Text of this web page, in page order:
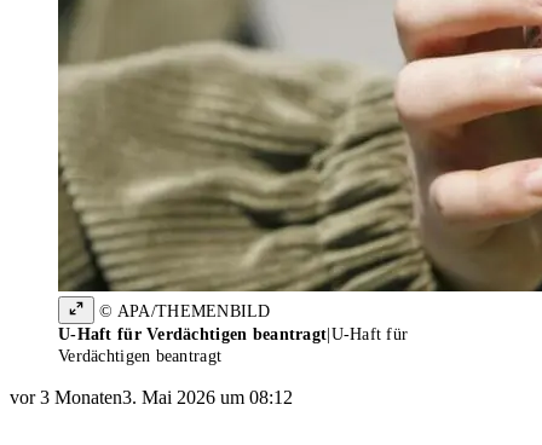
© APA/THEMENBILD
U-Haft für Verdächtigen beantragt U-Haft für
Verdächtigen beantragt
vor 3 Monaten3. Mai 2026 um 08:12